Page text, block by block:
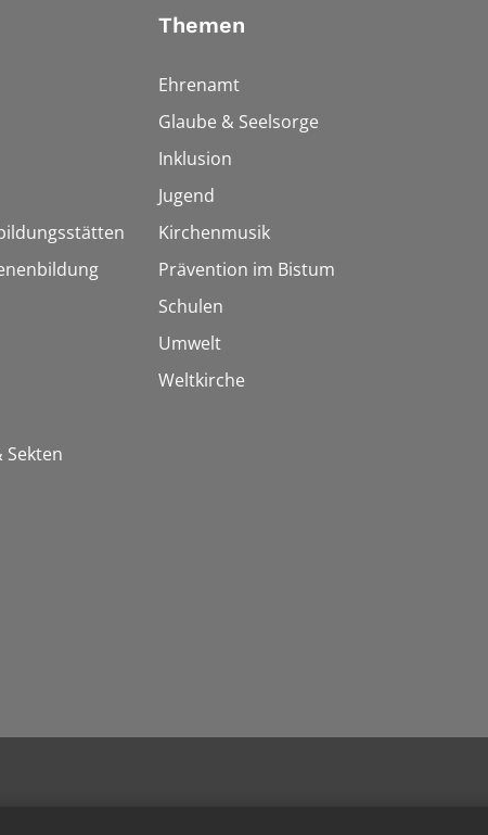
Sekten
Themen
Ehrenamt
Glaube & Seelsorge
Inklusion
Jugend
Kirchenmusik
Prävention im Bistum
Schulen
Umwelt
Weltkirche